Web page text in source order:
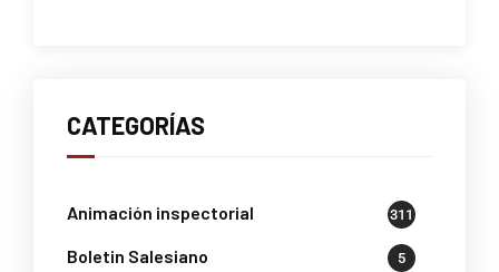
CATEGORÍAS
Animación inspectorial 311
Boletin Salesiano 5